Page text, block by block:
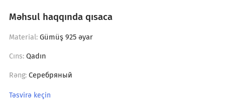
Məhsul haqqında qısaca
Material:Gümüş 925 əyar
Cıns:Qadın
Rəng:Серебряный
Təsvirə keçin